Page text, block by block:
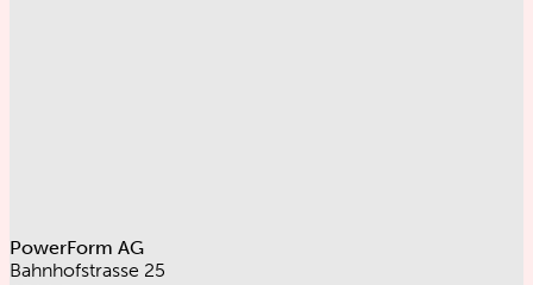
PowerForm AG
Bahnhofstrasse 25